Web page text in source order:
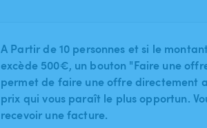
A Partir de 10 personnes et si le
excède 500€, un bouton "Faire une
permet de faire une offre directement
prix qui vous paraît le plus opportun.
recevoir une facture.